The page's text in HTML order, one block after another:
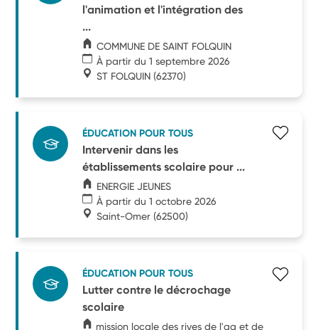
l'animation et l'intégration des
...
COMMUNE DE SAINT FOLQUIN
À partir du 1 septembre 2026
ST FOLQUIN (62370)
ÉDUCATION POUR TOUS
Intervenir dans les
établissements scolaire pour ...
ENERGIE JEUNES
À partir du 1 octobre 2026
Saint-Omer (62500)
ÉDUCATION POUR TOUS
Lutter contre le décrochage
scolaire
mission locale des rives de l'aa et de